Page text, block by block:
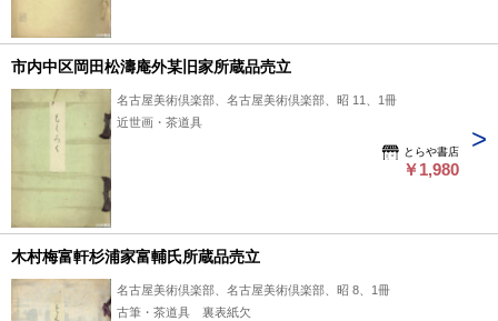
市内中区岡田松濤庵外某旧家所蔵品売立
名古屋美術倶楽部、名古屋美術倶楽部、昭 11、1冊
近世画・茶道具
とらや書店
￥1,980
木村梅富軒杉浦家富輔氏所蔵品売立
名古屋美術倶楽部、名古屋美術倶楽部、昭 8、1冊
古筆・茶道具 裏表紙欠